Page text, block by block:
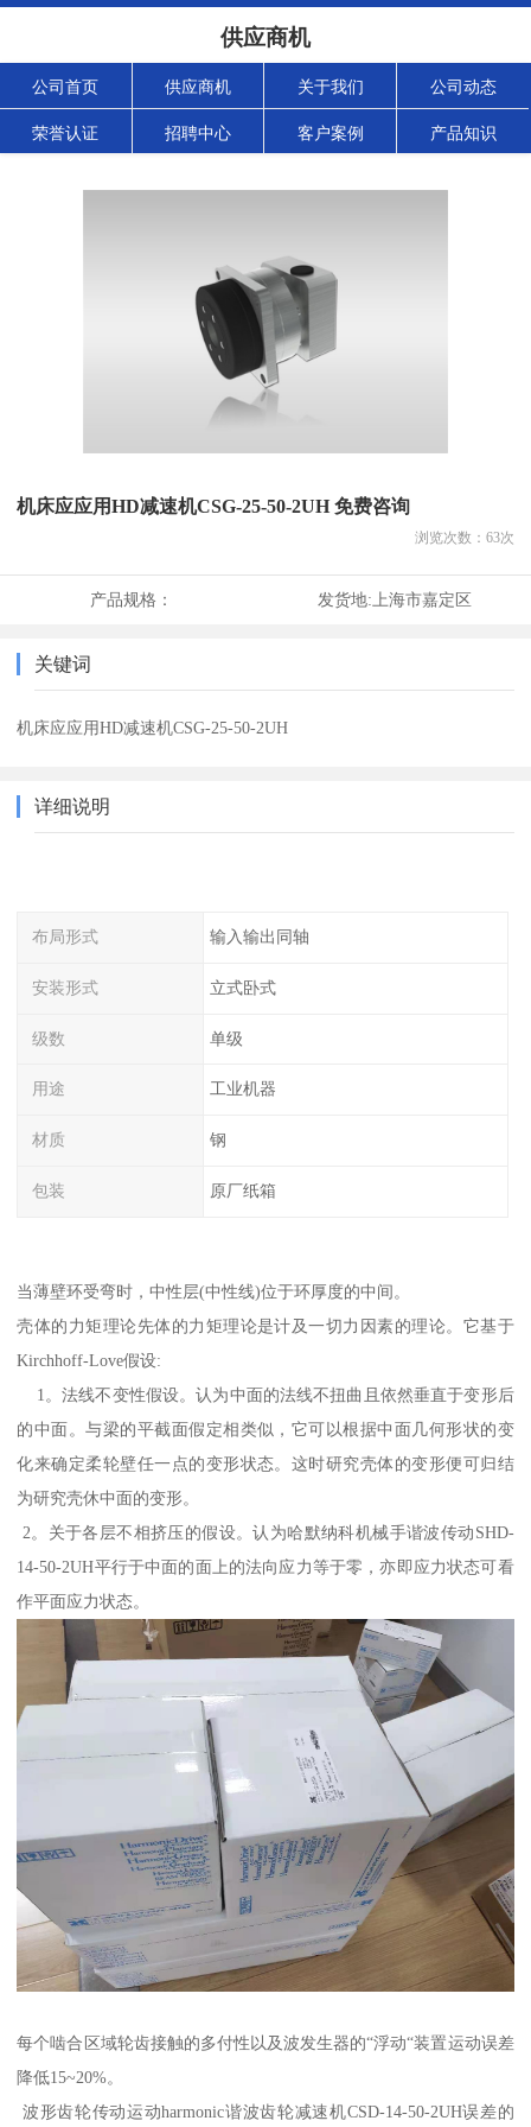
供应商机
公司首页 供应商机 关于我们 公司动态
荣誉认证 招聘中心 客户案例 产品知识
机床应应用HD减速机CSG-25-50-2UH 免费咨询
浏览次数： 63次
产品规格： 发货地: 上海市嘉定区
关键词
机床应应用HD减速机CSG-25-50-2UH
详细说明
布局形式 输入输出同轴
安装形式 立式卧式
级数 单级
用途 工业机器
材质 钢
包装 原厂纸箱
当薄壁环受弯时，中性层(中性线)位于环厚度的中间。
壳体的力矩理论先体的力矩理论是计及一切力因素的理论。它基于
Kirchhoff-Love假设:
1。法线不变性假设。认为中面的法线不扭曲且依然垂直于变形后
的中面。与梁的平截面假定相类似，它可以根据中面几何形状的变
化来确定柔轮壁任一点的变形状态。这时研究壳体的变形便可归结
为研究壳休中面的变形。
2。关于各层不相挤压的假设。认为哈默纳科机械手谐波传动SHD-
14-50-2UH平行于中面的面上的法向应力等于零，亦即应力状态可看
作平面应力状态。
每个啮合区域轮齿接触的多付性以及波发生器的“浮动“装置运动误差
降低15~20%。
波形齿轮传动运动harmonic谐波齿轮减速机CSD-14-50-2UH误差的